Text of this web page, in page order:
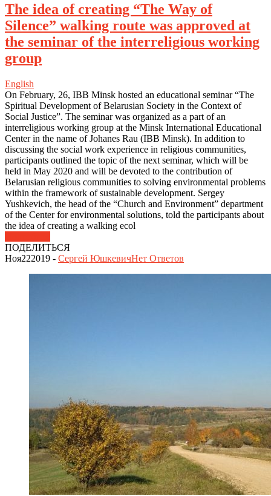
The idea of creating “The Way of
Silence” walking route was approved at
the seminar of the interreligious working
group
English
On February, 26, IBB Minsk hosted an educational seminar “The
Spiritual Development of Belarusian Society in the Context of
Social Justice”. The seminar was organized as a part of an
interreligious working group at the Minsk International Educational
Center in the name of Johanes Rau (IBB Minsk). In addition to
discussing the social work experience in religious communities,
participants outlined the topic of the next seminar, which will be
held in May 2020 and will be devoted to the contribution of
Belarusian religious communities to solving environmental problems
within the framework of sustainable development. Sergey
Yushkevich, the head of the “Church and Environment” department
of the Center for environmental solutions, told the participants about
the idea of creating a walking ecol
ПОДЕЛИТЬСЯ
Ноя222019 - Сергей ЮшкевичНет Ответов